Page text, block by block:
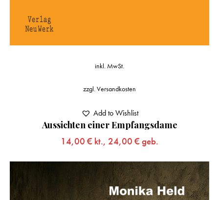
Aussichten einer Empfangsdame
14,00 € kt., 24,00 € geb.
inkl. MwSt.
zzgl.Versandkosten
Add to Wishlist